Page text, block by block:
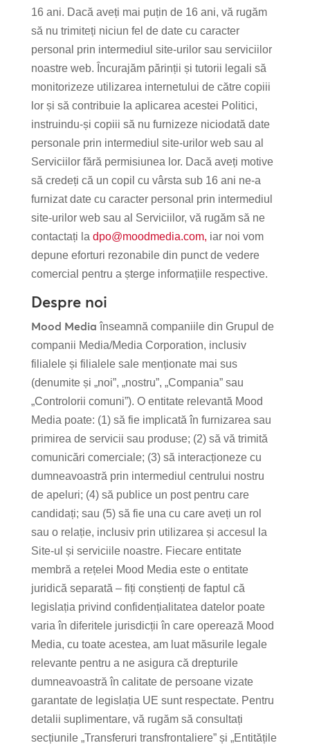
16 ani. Dacă aveți mai puțin de 16 ani, vă rugăm
să nu trimiteți niciun fel de date cu caracter
personal prin intermediul site-urilor sau serviciilor
noastre web. Încurajăm părinții și tutorii legali să
monitorizeze utilizarea internetului de către copiii
lor și să contribuie la aplicarea acestei Politici,
instruindu-și copiii să nu furnizeze niciodată date
personale prin intermediul site-urilor web sau al
Serviciilor fără permisiunea lor. Dacă aveți motive
să credeți că un copil cu vârsta sub 16 ani ne-a
furnizat date cu caracter personal prin intermediul
site-urilor web sau al Serviciilor, vă rugăm să ne
contactați la dpo@moodmedia.com, iar noi vom
depune eforturi rezonabile din punct de vedere
comercial pentru a șterge informațiile respective.
Despre noi
Mood Media înseamnă companiile din Grupul de
companii Media/Media Corporation, inclusiv
filialele și filialele sale menționate mai sus
(denumite și „noi”, „nostru”, „Compania” sau
„Controlorii comuni”). O entitate relevantă Mood
Media poate: (1) să fie implicată în furnizarea sau
primirea de servicii sau produse; (2) să vă trimită
comunicări comerciale; (3) să interacționeze cu
dumneavoastră prin intermediul centrului nostru
de apeluri; (4) să publice un post pentru care
candidați; sau (5) să fie una cu care aveți un rol
sau o relație, inclusiv prin utilizarea și accesul la
Site-ul și serviciile noastre. Fiecare entitate
membră a rețelei Mood Media este o entitate
juridică separată – fiți conștienți de faptul că
legislația privind confidențialitatea datelor poate
varia în diferitele jurisdicții în care operează Mood
Media, cu toate acestea, am luat măsurile legale
relevante pentru a ne asigura că drepturile
dumneavoastră în calitate de persoane vizate
garantate de legislația UE sunt respectate. Pentru
detalii suplimentare, vă rugăm să consultați
secțiunile „Transferuri transfrontaliere” și „Entitățile